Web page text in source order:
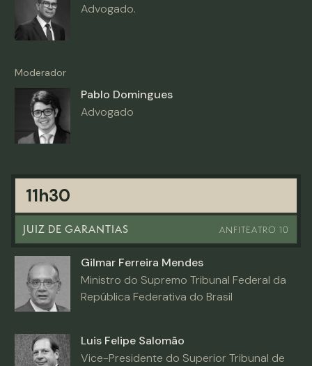
Advogado.
Moderador
Pablo Domingues
Advogado
11h30
JUIZ DE GARANTIAS ANFITEATRO 10
Gilmar Ferreira Mendes
Ministro do Supremo Tribunal Federal da
República Federativa do Brasil
Luis Felipe Salomão
Vice-Presidente do Superior Tribunal de